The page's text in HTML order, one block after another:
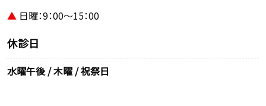
▲ 日曜：9：00～15：00
休診日
水曜午後 / 木曜 / 祝祭日